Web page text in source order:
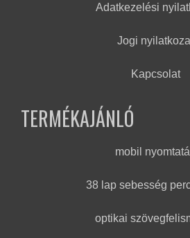
Adatkezelési
Jogi
Kapcsolat
TERMÉKAJÁNLÓ
mobil
38 lap sebesség
optikai